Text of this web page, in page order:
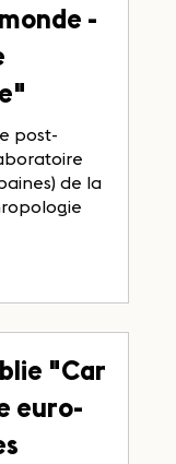
-
post-
de la
"Car
euro-